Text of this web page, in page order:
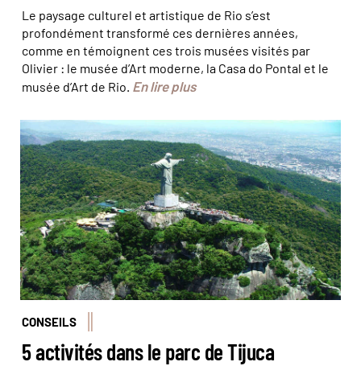
Le paysage culturel et artistique de Rio s’est
profondément transformé ces dernières années,
comme en témoignent ces trois musées visités par
Olivier : le musée d’Art moderne, la Casa do Pontal et le
musée d’Art de Rio. En lire plus
Le Christ veille sur le Parc National de Tijuca © icmbio
CONSEILS
5 activités dans le parc de Tijuca